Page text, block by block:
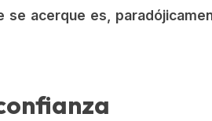
se acerque es,